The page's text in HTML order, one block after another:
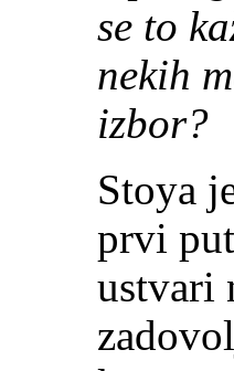
se to
nekih
izbor?
Stoya
prvi
ustvari